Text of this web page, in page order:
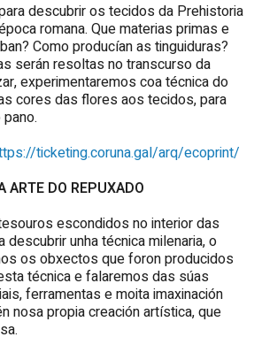
descubrir os tecidos da Prehistoria
romana. Que materias primas e
Como producían as tinguiduras?
serán resoltas no transcurso da
experimentaremos coa técnica do
cores das flores aos tecidos, para
ticketing.coruna.gal/arq/ecoprint/
DO REPUXADO
escondidos no interior das
descubrir unha técnica milenaria, o
os obxectos que foron producidos
técnica e falaremos das súas
ferramentas e moita imaxinación
nosa propia creación artística, que